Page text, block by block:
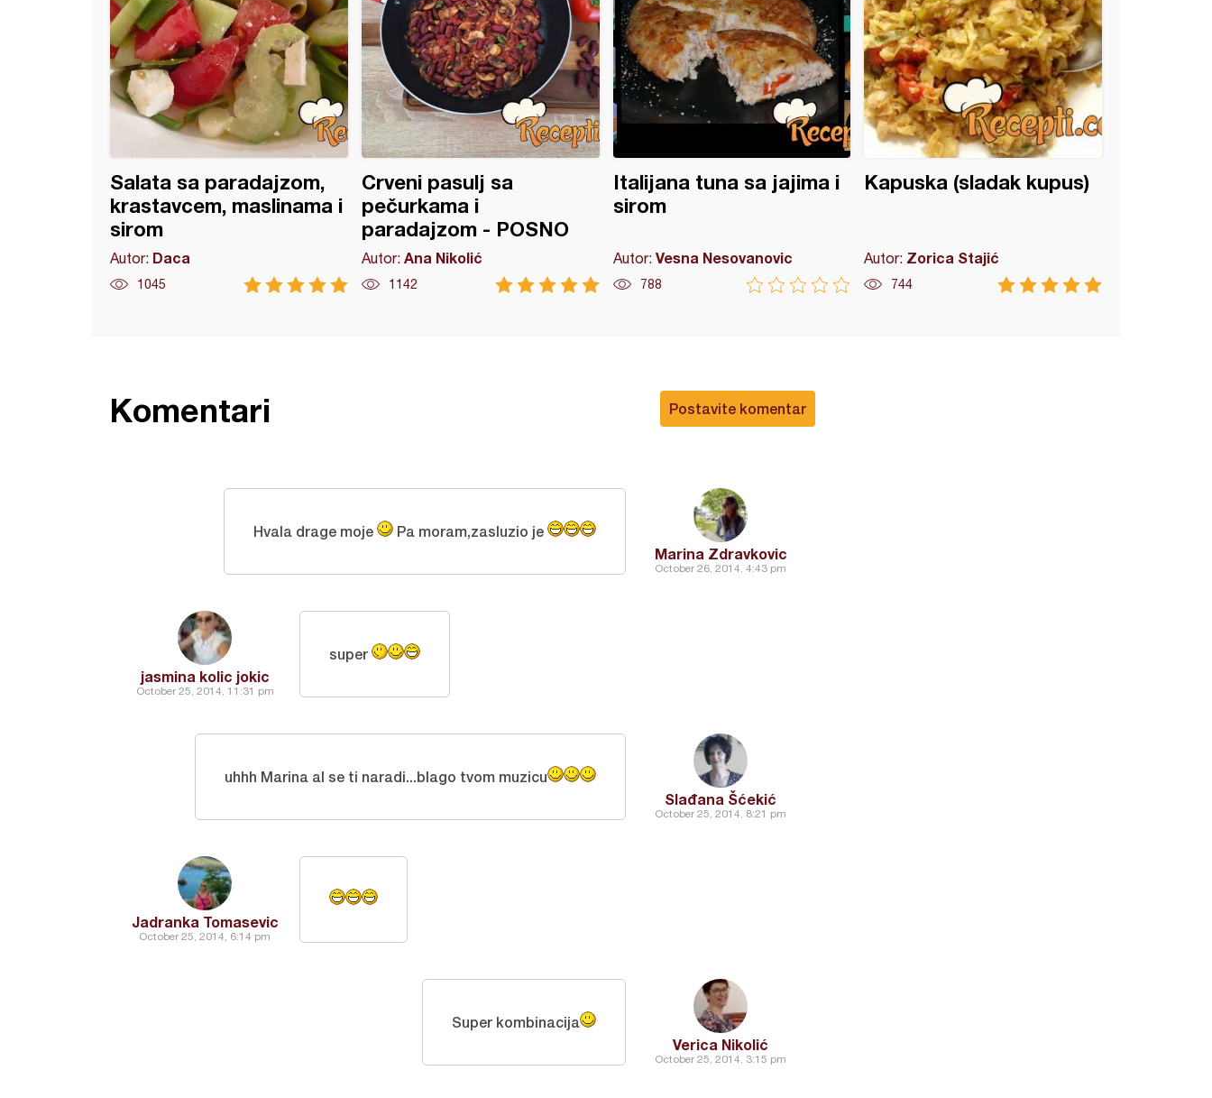
Salata sa paradajzom,
krastavcem, maslinama i
sirom
Autor: Daca
1045
Crveni pasulj sa
pečurkama i
paradajzom - POSNO
Autor: Ana Nikolić
1142
Italijana tuna sa jajima i
sirom
Autor: Vesna Nesovanovic
788
Kapuska (sladak kupus)
Autor: Zorica Stajić
744
Postavite komentar
Komentari
Marina Zdravkovic
October 26, 2014, 4:43 pm
Hvala drage moje Pa moram,zasluzio je
jasmina kolic jokic
October 25, 2014, 11:31 pm
super
Slađana Šćekić
October 25, 2014, 8:21 pm
uhhh Marina al se ti naradi...blago tvom muzicu
Jadranka Tomasevic
October 25, 2014, 6:14 pm
Verica Nikolić
October 25, 2014, 3:15 pm
Super kombinacija